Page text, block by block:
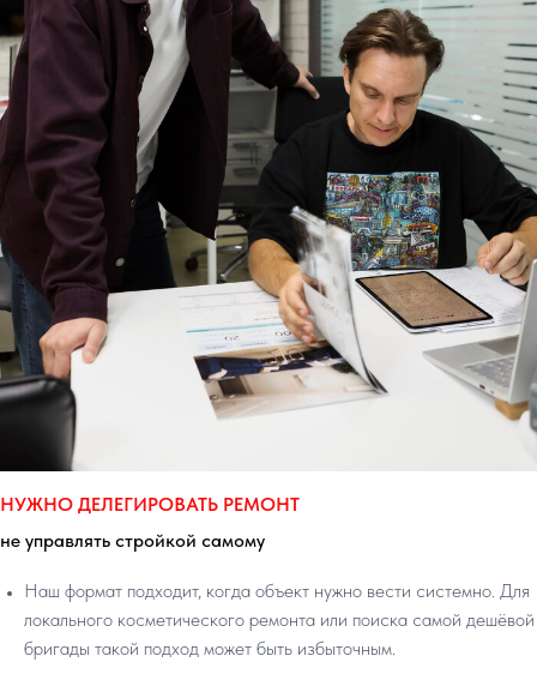
НУЖНО ДЕЛЕГИРОВАТЬ РЕМОНТ
не управлять стройкой самому
Наш формат подходит, когда объект нужно вести системно. Для
локального косметического ремонта или поиска самой дешёвой
бригады такой подход может быть избыточным.